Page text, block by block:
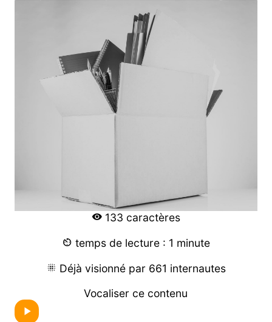
133 caractères
temps de lecture : 1 minute
Déjà visionné par 661 internautes
Vocaliser ce contenu